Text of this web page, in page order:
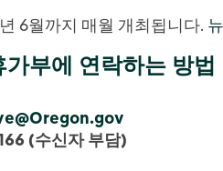
6월까지 매월 개최됩니다.
가부에 연락하는 방법
(수신자 부담)